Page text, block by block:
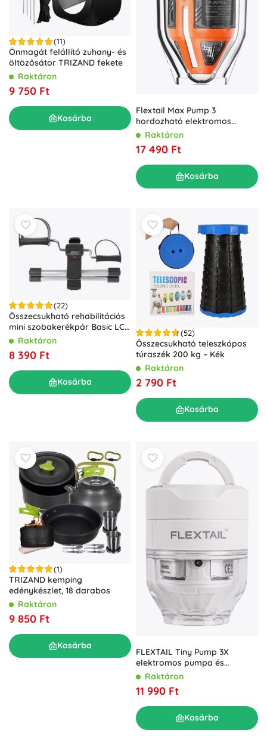
(11)
Önmagát felállító zuhany- és
öltözősátor TRIZAND fekete
Raktáron
9 750 Ft
Kosárba
Flextail Max Pump 3
hordozható elektromos
pumpa kempinglámpával,
Raktáron
17 490 Ft
Kosárba
(22)
Összecsukható rehabilitációs
mini szobakerékpár Basic LCD
kijelzővel
Raktáron
8 390 Ft
Kosárba
(52)
Összecsukható teleszkópos
túraszék 200 kg – Kék
Raktáron
2 790 Ft
Kosárba
(1)
TRIZAND kemping
edénykészlet, 18 darabos
Raktáron
9 850 Ft
Kosárba
FLEXTAIL Tiny Pump 3X
elektromos pumpa és
kempinglámpa, fehér
Raktáron
11 990 Ft
Kosárba